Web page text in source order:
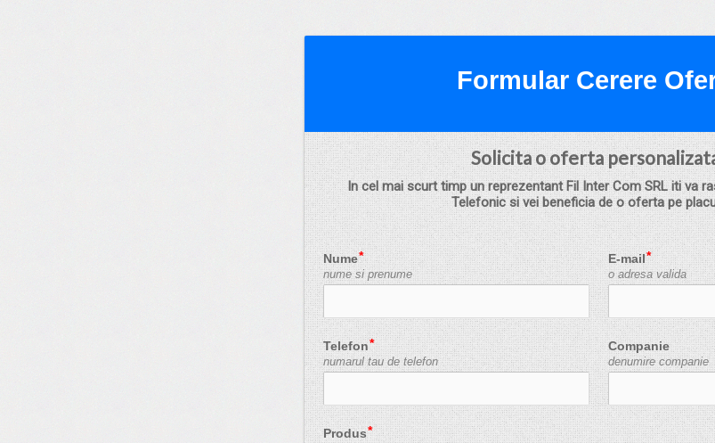
Formular Cerere
Solicita o oferta
In cel mai scurt timp un reprezentant Fil Inter Com SRL iti va
Telefonic si vei beneficia de o oferta pe
Nume
nume si prenume
E-mail
o adresa valida
Telefon
numarul tau de telefon
Companie
denumire companie
Produs